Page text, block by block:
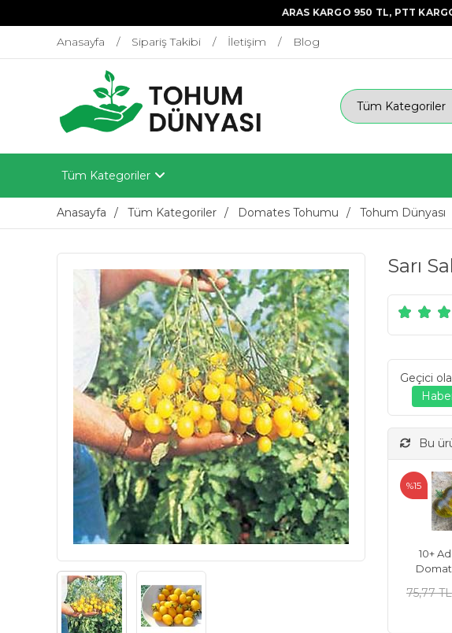
ARAS KARGO 950 TL, PTT
Anasayfa Sipariş Takibi İletişim Blog
Tüm Kategoriler
Anasayfa Tüm Kategoriler Domates Tohumu Tohum Dünyası
Sarı
Geçici
Bu
10+
75,77 TL
%15